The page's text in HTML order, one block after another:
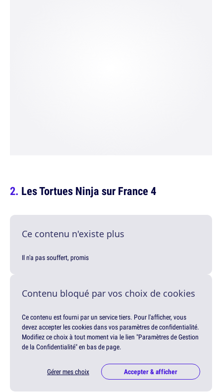
Les Tortues Ninja sur France 4
Ce contenu n'existe plus
Il n'a pas souffert, promis
Contenu bloqué par vos choix de cookies
Ce contenu est fourni par un service tiers. Pour l'afficher, vous
devez accepter les cookies dans vos paramètres de confidentialité.
Modifiez ce choix à tout moment via le lien "Paramètres de Gestion
de la Confidentialité" en bas de page.
Gérer mes choix Accepter & afficher